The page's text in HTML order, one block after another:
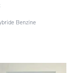
Benzine